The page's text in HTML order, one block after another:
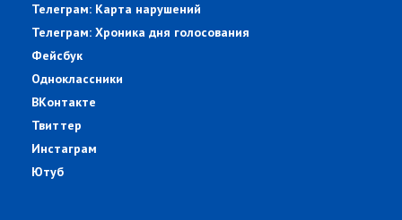
Телеграм: Карта нарушений
Телеграм: Хроника дня голосования
Фейсбук
Одноклассники
ВКонтакте
Твиттер
Инстаграм
Ютуб